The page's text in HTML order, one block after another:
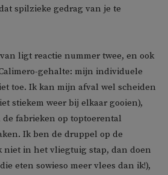
spilzieke gedrag van je te
ligt reactie nummer twee, en ook
gehalte: mijn individuele
toe. Ik kan mijn afval wel scheiden
stiekem weer bij elkaar gooien),
fabrieken op toptoerental
Ik ben de druppel op de
niet in het vliegtuig stap, dan doen
eten sowieso meer vlees dan ik!),